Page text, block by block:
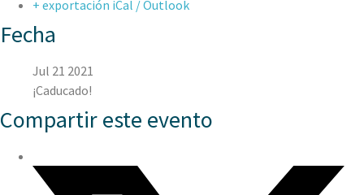
+ exportación iCal / Outlook
Fecha
Jul 21 2021
¡Caducado!
Compartir este evento